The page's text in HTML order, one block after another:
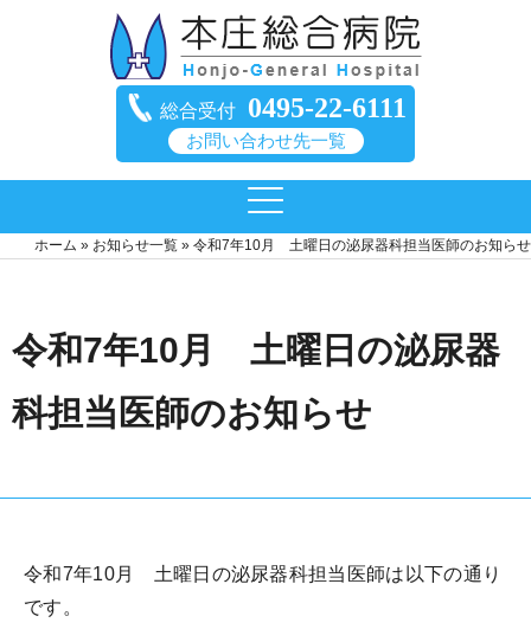
総合受付 0495-22-6111
お問い合わせ先一覧
ホーム » お知らせ一覧 » 令和7年10月 土曜日の泌尿器科担当医師のお知らせ
令和7年10月 土曜日の泌尿器
科担当医師のお知らせ
令和7年10月 土曜日の泌尿器科担当医師は以下の通り
です。